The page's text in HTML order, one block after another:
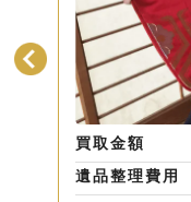
買取金額
遺品整理費用